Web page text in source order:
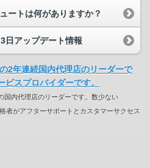
ートは何がありますか？
アップデート情報
国内代理店のリーダーです。数少ない
者がアフターサポートとカスタマーサクセス